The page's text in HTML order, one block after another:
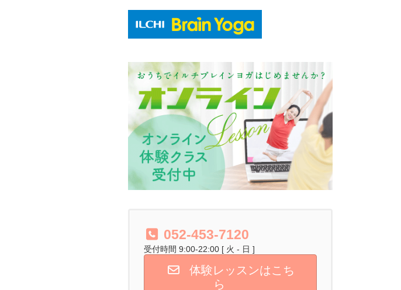
052-453-7120
受付時間 9:00-22:00 [ 火 - 日 ]
体験レッスンはこち
ら